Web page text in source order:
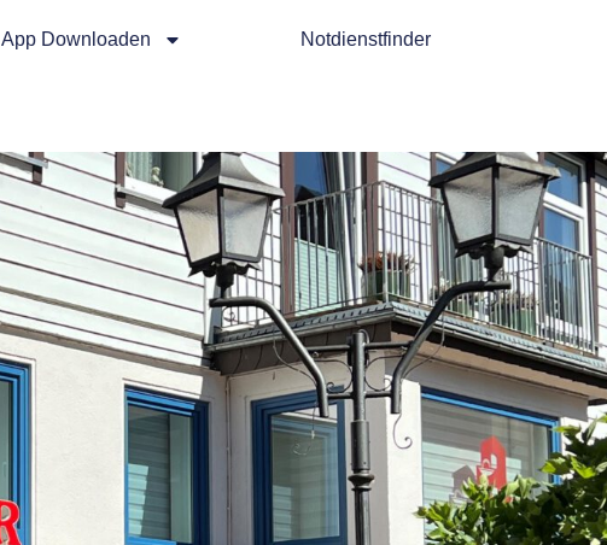
App Downloaden Notdienstfinder